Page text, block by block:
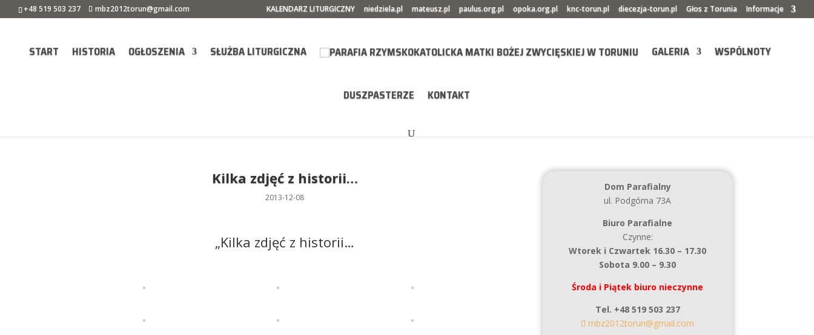
+48 519 503 237 mbz2012torun@gmail.com KALENDARZ LITURGICZNY niedziela.pl mateusz.pl paulus.org.pl opoka.org.pl knc-torun.pl diecezja-torun.pl Głos z Torunia Informacje
START HISTORIA OGŁOSZENIA SŁUŻBA LITURGICZNA GALERIA WSPÓLNOTY
DUSZPASTERZE KONTAKT
Kilka zdjęć z historii…
2013-12-08
„Kilka zdjęć z historii…
Dom Parafialny
ul. Podgórna 73A
Biuro Parafialne
Czynne:
Wtorek i Czwartek 16.30 – 17.30
Sobota 9.00 – 9.30
Środa i Piątek biuro nieczynne
Tel. +48 519 503 237
mbz2012torun@gmail.com